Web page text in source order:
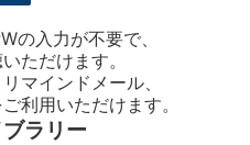
の入力が不要で、
ただけます。
マインドメール、
利用いただけます。
ラリー